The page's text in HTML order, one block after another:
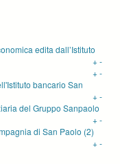
edita dall’Istituto
+-
+-
bancario San
+-
del Gruppo Sanpaolo
+-
di San Paolo (2)
+-